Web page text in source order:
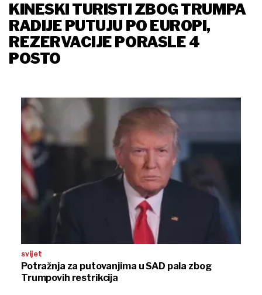
KINESKI TURISTI ZBOG TRUMPA
RADIJE PUTUJU PO EUROPI,
REZERVACIJE PORASLE 4
POSTO
svijet
Potražnja za putovanjima u SAD pala zbog
Trumpovih restrikcija